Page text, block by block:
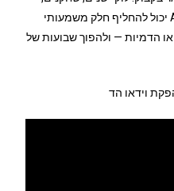
צוותים, תאורה, אישורים, לו״זים. AI יכול להחליף חלק משמעותי
או הדמיות — ולהפוך שבועות של